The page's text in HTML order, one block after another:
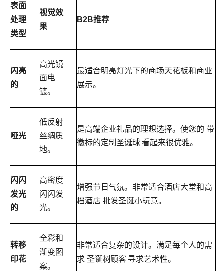
表面
处理
类型
视觉效
果
B2B推荐
闪亮
的
高光镜
面电
镀。
最适合明亮灯光下的商场天花板和商业
展示。
哑光
低反射
丝绸质
地。
是高端企业礼品的理想选择。使您的 带
徽标的定制圣诞球看起来很优雅。
闪闪
发光
的
高密度
闪闪发
光。
增强节日气氛。非常适合酒店大堂和高
档酒店 批发圣诞小玩意。
转移
印花
全彩和
渐变图
案。
非常适合复杂的设计。满足每个人的需
求 圣诞树顾客 寻求艺术性。